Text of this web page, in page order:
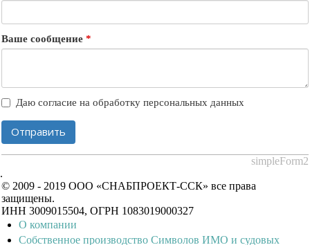
Ваше сообщение *
Даю согласие на обработку персональных данных
Отправить
simpleForm2
.
© 2009 - 2019 ООО «СНАБПРОЕКТ-ССК» все права
защищены.
ИНН 3009015504, ОГРН 1083019000327
О компании
Собственное производство Символов ИМО и судовых